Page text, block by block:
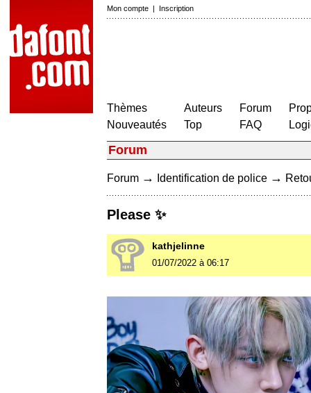
Mon compte | Inscription
Thèmes
Nouveautés
Auteurs
Top
Forum
FAQ
Forum
Forum → Identification de police →
Please ✨
kathjelinne
01/07/2022 à 06:17